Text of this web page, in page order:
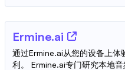
Ermine.ai
通过Ermine.ai从您的设备上
利。 Ermine.ai专门研究本地